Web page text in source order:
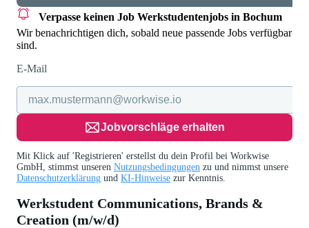
Verpasse keinen Job Werkstudentenjobs in Bochum
Wir benachrichtigen dich, sobald neue passende Jobs verfügbar
sind.
E-Mail
Jobvorschläge erhalten
Mit Klick auf 'Registrieren' erstellst du dein Profil bei Workwise
GmbH, stimmst unseren Nutzungsbedingungen zu und nimmst unsere
Datenschutzerklärung und KI-Hinweise zur Kenntnis.
Werkstudent Communications, Brands &
Creation (m/w/d)